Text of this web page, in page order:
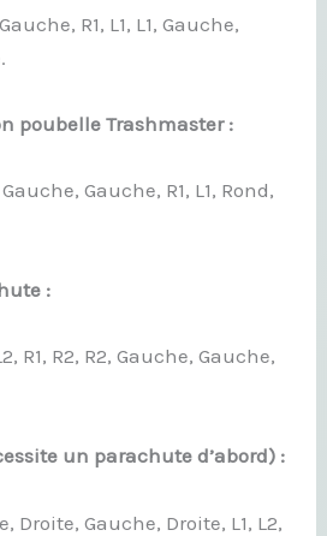
R1, L1, L1, Gauche,
poubelle Trashmaster :
Gauche, R1, L1, Rond,
:
R1, R2, R2, Gauche, Gauche,
un parachute d’abord) :
Droite, Gauche, Droite, L1, L2,